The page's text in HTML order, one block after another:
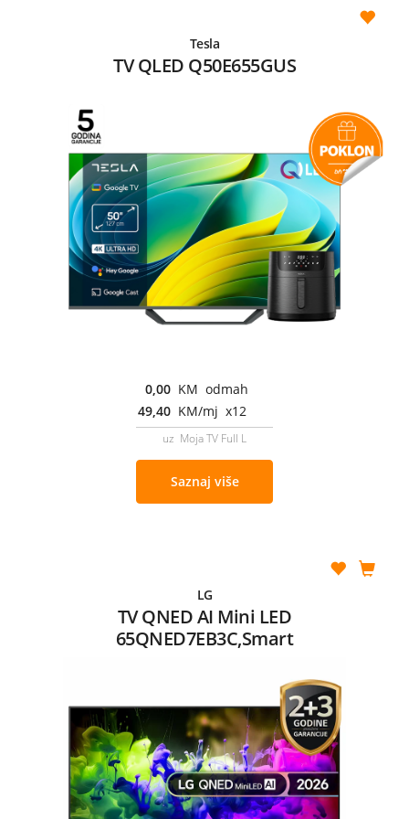
Tesla
TV QLED Q50E655GUS
0,00 KM odmah
49,40 KM/mj x12
uz Moja TV Full L
Saznaj više
LG
TV QNED AI Mini LED
65QNED7EB3C,Smart